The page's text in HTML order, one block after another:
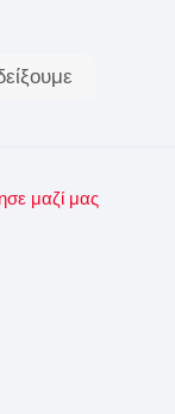
μαζί μας